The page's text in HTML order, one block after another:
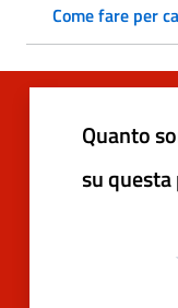
Come fare per
Quanto
su